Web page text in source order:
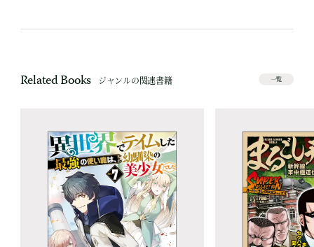
Related Books ジャンルの関連書籍 一覧